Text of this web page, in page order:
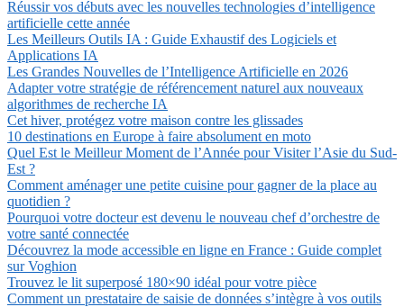
Réussir vos débuts avec les nouvelles technologies d’intelligence
artificielle cette année
Les Meilleurs Outils IA : Guide Exhaustif des Logiciels et
Applications IA
Les Grandes Nouvelles de l’Intelligence Artificielle en 2026
Adapter votre stratégie de référencement naturel aux nouveaux
algorithmes de recherche IA
Cet hiver, protégez votre maison contre les glissades
10 destinations en Europe à faire absolument en moto
Quel Est le Meilleur Moment de l’Année pour Visiter l’Asie du Sud-
Est ?
Comment aménager une petite cuisine pour gagner de la place au
quotidien ?
Pourquoi votre docteur est devenu le nouveau chef d’orchestre de
votre santé connectée
Découvrez la mode accessible en ligne en France : Guide complet
sur Voghion
Trouvez le lit superposé 180×90 idéal pour votre pièce
Comment un prestataire de saisie de données s’intègre à vos outils